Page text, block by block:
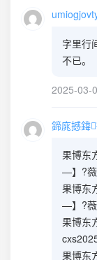
字里行
不已。
2025-03-
果博东
—】?薇
果博东
—】?薇
果博东
果博东